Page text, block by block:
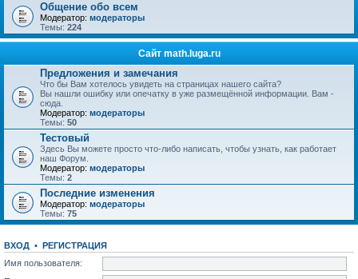
Общение обо всем
Модератор: модераторы
Темы: 224
Сайт math.luga.ru
Предложения и замечания
Что бы Вам хотелось увидеть на страницах нашего сайта?
Вы нашли ошибку или опечатку в уже размещённой информации. Вам -
сюда.
Модератор: модераторы
Темы: 50
Тестовый
Здесь Вы можете просто что-либо написать, чтобы узнать, как работает
наш Форум.
Модератор: модераторы
Темы: 2
Последние изменения
Модератор: модераторы
Темы: 75
ВХОД • РЕГИСТРАЦИЯ
Имя пользователя: